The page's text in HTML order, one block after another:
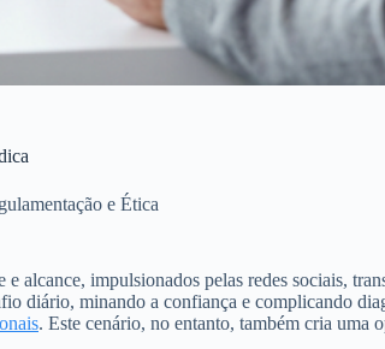
e Ética
alcance, impulsionados pelas redes sociais,
diário, minando a confiança e complicando
. Este cenário, no entanto, também cria uma